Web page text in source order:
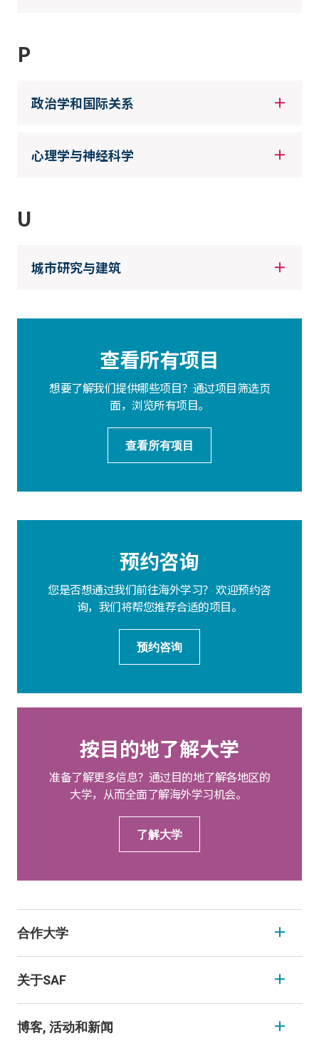
P
政治学和国际关系
心理学与神经科学
U
城市研究与建筑
查看所有项目
想要了解我们提供哪些项目？通过项目筛选页
面，浏览所有项目。
查看所有项目
预约咨询
您是否想通过我们前往海外学习？ 欢迎预约咨
询，我们将帮您推荐合适的项目。
预约咨询
按目的地了解大学
准备了解更多信息？通过目的地了解各地区的
大学，从而全面了解海外学习机会。
了解大学
合作大学
关于SAF
博客, 活动和新闻